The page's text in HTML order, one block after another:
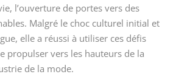
l’ouverture de portes vers des
Malgré le choc culturel initial et
elle a réussi à utiliser ces défis
propulser vers les hauteurs de la
de la mode.